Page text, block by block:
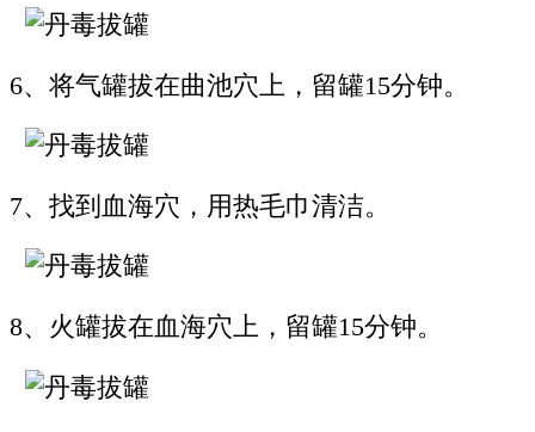
6、将气罐拔在曲池穴上，留罐15分钟。
7、找到血海穴，用热毛巾清洁。
8、火罐拔在血海穴上，留罐15分钟。